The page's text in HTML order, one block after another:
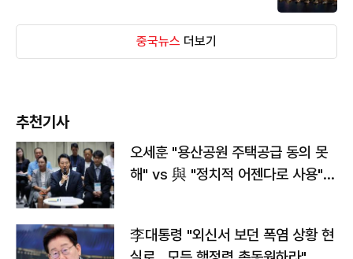
중국뉴스 더보기
추천기사
오세훈 "용산공원 주택공급 동의 못
해" vs 與 "정치적 어젠다로 사용"
李대통령 "외신서 보던 폭염 상황 현